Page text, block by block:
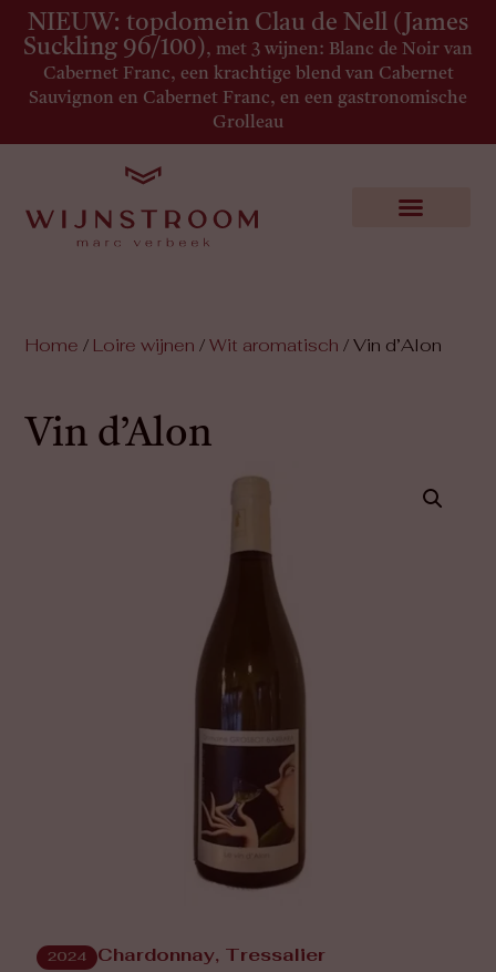
NIEUW: topdomein Clau de Nell (James
Suckling 96/100), met 3 wijnen: Blanc de Noir van
Cabernet Franc, een krachtige blend van Cabernet
Sauvignon en Cabernet Franc, en een gastronomische
Grolleau
Home / Loire wijnen /Wit aromatisch / Vin d’Alon
Vin d’Alon
2024 Chardonnay, Tressalier